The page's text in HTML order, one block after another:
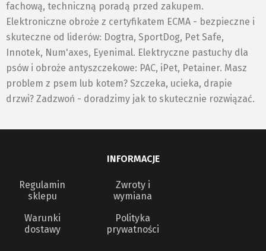
fachową, techniczną poradą przed zakupem.
Elektroniczne obroże z certyfikatem ECMA - bezpieczne i
skuteczne od liderów: Dogtra, SportDog, Pet Safe,
Innotek, Num'axes, Eyenimal. Elektryczne pastuchy dla
psów i obroże antyszczekowe: PAC, iPet, Petainer. Masz
problem z psem lub kotem? Szczeka, ucieka, drapie
drzwi? Zadzwoń - doradzimy jak to skutecznie rozwiązać.
INFORMACJE
Regulamin
sklepu
Warunki
dostawy
Zwroty i
wymiana
Polityka
prywatności